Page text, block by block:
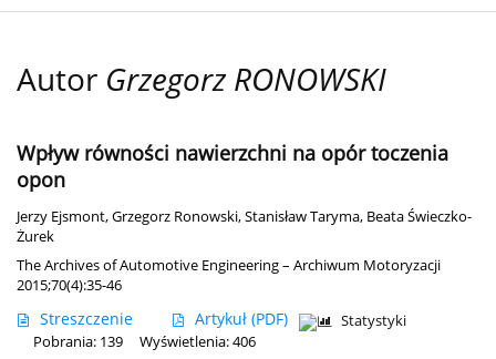
Autor Grzegorz RONOWSKI
Wpływ równości nawierzchni na opór toczenia
opon
Jerzy Ejsmont,Grzegorz Ronowski,Stanisław Taryma, Beata Świeczko-
Żurek
The Archives of Automotive Engineering – Archiwum Motoryzacji
2015;70(4):35-46
Streszczenie Artykuł (PDF)
Statystyki
Pobrania: 139
Wyświetlenia: 406